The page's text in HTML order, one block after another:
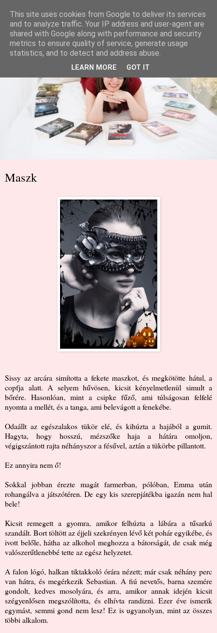
Maszk
Sissy az arcára simította a fekete maszkot, és megkötötte hátul, a
copfja alatt. A selyem hűvösen, kicsit kényelmetlenül simult a
bőrére. Hasonlóan, mint a csipke fűző, ami túlságosan felfelé
nyomta a mellét, és a tanga, ami belevágott a fenekébe.
Odaállt az egészalakos tükör elé, és kihúzta a hajából a gumit.
Hagyta, hogy hosszú, mézszőke haja a hátára omoljon,
végigszántott rajta néhányszor a fésűvel, aztán a tükörbe pillantott.
Ez annyira nem ő!
Sokkal jobban érezte magát farmerban, pólóban, Emma után
rohangálva a játszótéren. De egy kis szerepjátékba igazán nem hal
bele!
Kicsit remegett a gyomra, amikor felhúzta a lábára a tűsarkú
szandált. Bort töltött az éjjeli szekrényen lévő két pohár egyikébe, és
ivott belőle, hátha az alkohol meghozza a bátorságát, de csak még
valószerűtlenebbé tette az egész helyzetet.
A falon lógó, halkan tiktakkoló órára nézett; már csak néhány perc
van hátra, és megérkezik Sebastian. A fiú nevetős, barna szemére
gondolt, kedves mosolyára, és arra, amikor annak idején kicsit
szégyenlősen megszólította, és elhívta randizni. Ezer éve ismerik
egymást, semmi gond nem lesz! Ez is ugyanolyan, mint az összes
többi alkalom.
This site uses cookies from Google to deliver its services
and to analyze traffic. Your IP address and user-agent are
shared with Google along with performance and security
metrics to ensure quality of service, generate usage
statistics, and to detect and address abuse.
LEARN MORE GOT IT